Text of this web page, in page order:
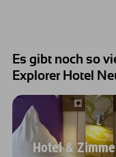
Es gibt noch so
Explorer Hotel
Hotel &